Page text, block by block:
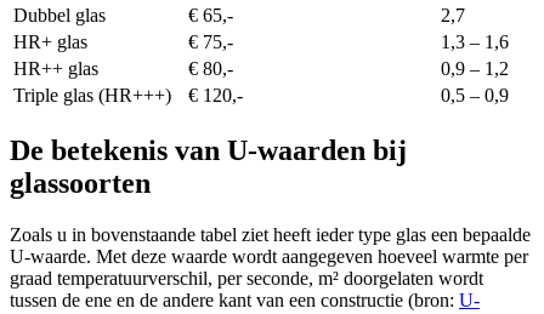
Dubbel glas € 65,-
2,7
HR+ glas
€ 75,-
1,3 – 1,6
HR++ glas
€ 80,-
0,9 – 1,2
Triple glas (HR+++)
€ 120,- 0,5 – 0,9
De betekenis van U-waarden bij
glassoorten
Zoals u in bovenstaande tabel ziet heeft ieder type glas een bepaalde
U-waarde. Met deze waarde wordt aangegeven hoeveel warmte per
graad temperatuurverschil, per seconde, m² doorgelaten wordt
tussen de ene en de andere kant van een constructie (bron: U-